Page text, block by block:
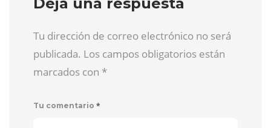
Tu dirección de correo electrónico no será
publicada. Los campos obligatorios están
marcados con *
Tu comentario *